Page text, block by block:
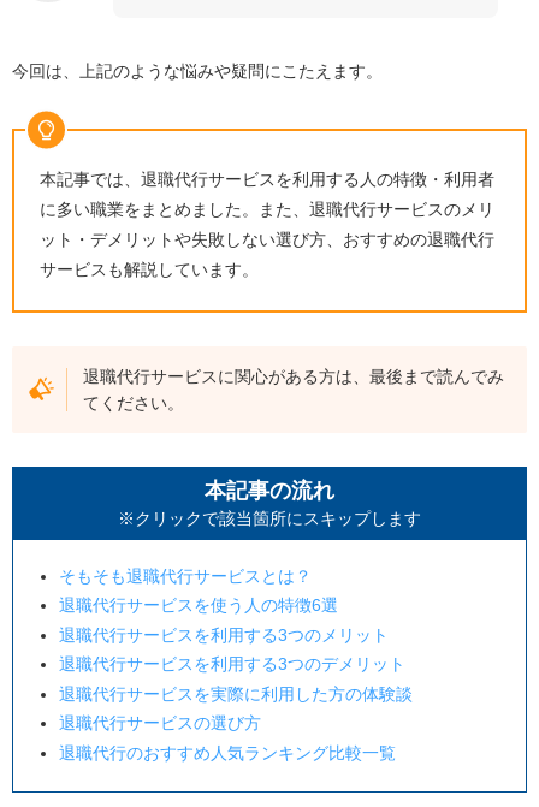
今回は、上記のような悩みや疑問にこたえます。
本記事では、退職代行サービスを利用する人の特徴・利用者
に多い職業をまとめました。また、退職代行サービスのメリ
ット・デメリットや失敗しない選び方、おすすめの退職代行
サービスも解説しています。
退職代行サービスに関心がある方は、最後まで読んでみ
てください。
本記事の流れ
※クリックで該当箇所にスキップします
そもそも退職代行サービスとは？
退職代行サービスを使う人の特徴6選
退職代行サービスを利用する3つのメリット
退職代行サービスを利用する3つのデメリット
退職代行サービスを実際に利用した方の体験談
退職代行サービスの選び方
退職代行のおすすめ人気ランキング比較一覧